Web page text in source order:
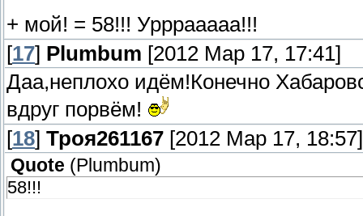
+ мой! = 58!!! Урррааааа!!!
[17] Plumbum [2012 Мар 17, 17:41]
Даа,неплохо идём!Конечно
вдруг порвём!
[18] Троя261167 [2012 Мар 17, 18:57]
Quote ( Plumbum)
58!!!